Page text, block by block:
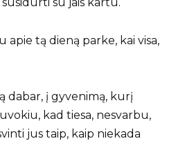
su jais kartu.
apie tą dieną parke, kai visa,
dabar, į gyvenimą, kurį
kad tiesa, nesvarbu,
jus taip, kaip niekada